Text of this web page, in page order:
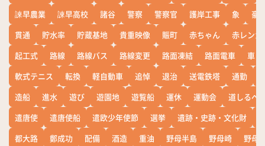
諫早農業
諫早高校 諸谷 警察 警察官 護岸工事 象
豪
貫通
貯水率 貯蔵基地 貴重映像 賑町 赤ちゃん
赤レンガ
起工式
路線 路線バス 路線変更 路面凍結 路面電車
車
軟式テニス
転換 軽自動車 追悼 退治 送電鉄塔 通勤
造船
進水 遊び 遊園地 遊覧船 運休 運動会
道しるべ
遣唐使
遣唐使船 遣欧少年使節 選挙 遺跡・史跡・文化財
都大路
鄭成功 配備 酒造 重油 野母半島 野母崎
野母